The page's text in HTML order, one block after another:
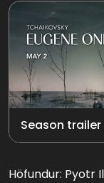
Season trailer
Höfundur: Pyotr